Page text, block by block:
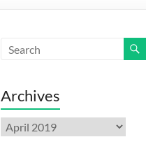
Archives
Archives